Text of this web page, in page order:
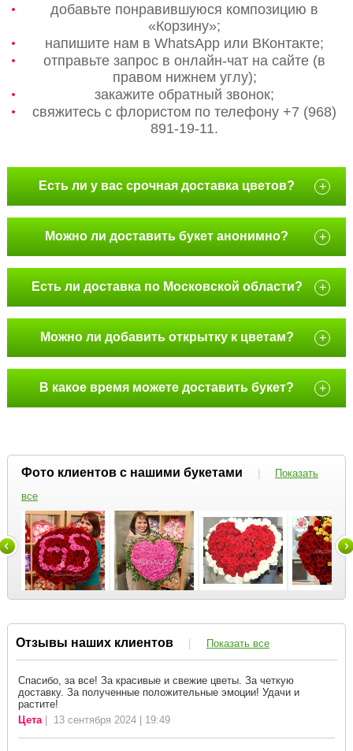
добавьте понравившуюся композицию в
«Корзину»;
напишите нам в WhatsApp или ВКонтакте;
отправьте запрос в онлайн-чат на сайте (в
правом нижнем углу);
закажите обратный звонок;
свяжитесь с флористом по телефону +7 (968)
891-19-11.
Есть ли у вас срочная доставка цветов? +
Можно ли доставить букет анонимно? +
Есть ли доставка по Московской области? +
Можно ли добавить открытку к цветам? +
В какое время можете доставить букет? +
Фото клиентов с нашими букетами |
Показать
все
Отзывы наших клиентов | Показать все
Спасибо, за все! За красивые и свежие цветы. За четкую
доставку. За полученные положительные эмоции! Удачи и
растите!
Цета| 13 сентября 2024 | 19:49